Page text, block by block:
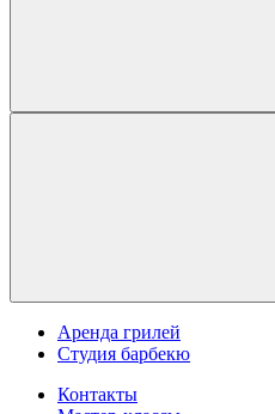
Аренда грилей
Студия барбекю
Контакты